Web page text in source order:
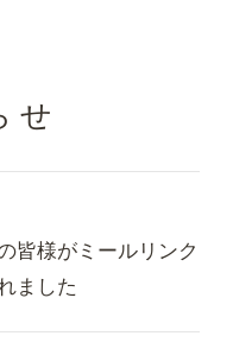
せ
皆様がミールリンク
ました